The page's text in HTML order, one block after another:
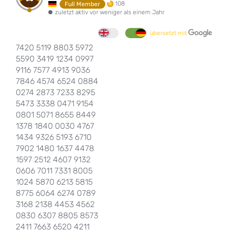
Full Member
108
zuletzt aktiv vor weniger als einem Jahr
übersetzt mit
7420 5119 8803 5972
5590 3419 1234 0997
9116 7577 4913 9036
7846 4574 6524 0884
0274 2873 7233 8295
5473 3338 0471 9154
0801 5071 8655 8449
1378 1840 0030 4767
1434 9326 5193 6710
7902 1480 1637 4478
1597 2512 4607 9132
0606 7011 7331 8005
1024 5870 6213 5815
8775 6064 6274 0789
3168 2138 4453 4562
0830 6307 8805 8573
2411 7663 6520 4211